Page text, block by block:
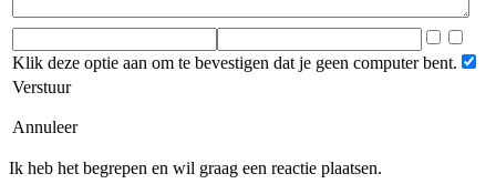
Klik deze optie aan om te bevestigen dat je geen computer bent.
Verstuur
Annuleer
Ik heb het begrepen en wil graag een reactie plaatsen.